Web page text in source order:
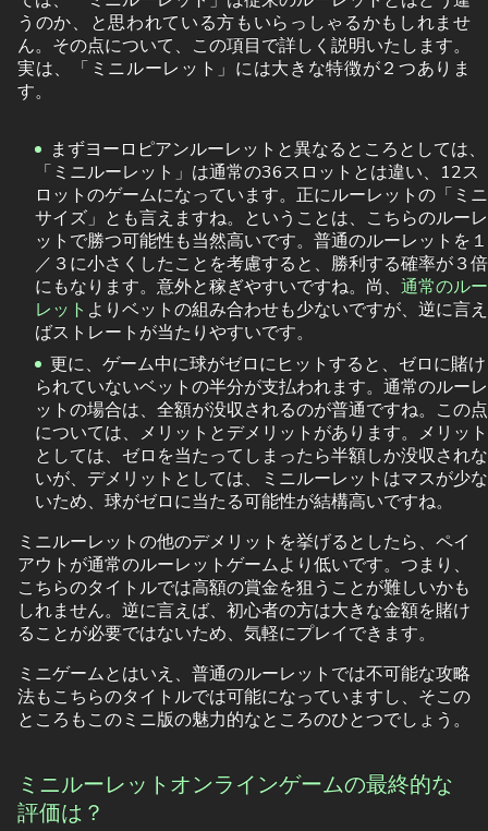
うのか、と思われている方もいらっしゃるかもしれませ
ん。その点について、この項目で詳しく説明いたします。
実は、「ミニルーレット」には大きな特徴が２つありま
す。
まずヨーロピアンルーレットと異なるところとしては、
「ミニルーレット」は通常の36スロットとは違い、12ス
ロットのゲームになっています。正にルーレットの「ミニ
サイズ」とも言えますね。ということは、こちらのルーレ
ットで勝つ可能性も当然高いです。普通のルーレットを１
／３に小さくしたことを考慮すると、勝利する確率が３倍
にもなります。意外と稼ぎやすいですね。尚、 通常のルー
レット よりベットの組み合わせも少ないですが、逆に言え
ばストレートが当たりやすいです。
更に、ゲーム中に球がゼロにヒットすると、ゼロに賭け
られていないベットの半分が支払われます。通常のルーレ
ットの場合は、全額が没収されるのが普通ですね。この点
については、メリットとデメリットがあります。メリット
としては、ゼロを当たってしまったら半額しか没収されな
いが、デメリットとしては、ミニルーレットはマスが少な
いため、球がゼロに当たる可能性が結構高いですね。
ミニルーレットの他のデメリットを挙げるとしたら、ペイ
アウトが通常のルーレットゲームより低いです。つまり、
こちらのタイトルでは高額の賞金を狙うことが難しいかも
しれません。逆に言えば、初心者の方は大きな金額を賭け
ることが必要ではないため、気軽にプレイできます。
ミニゲームとはいえ、普通のルーレットでは不可能な攻略
法もこちらのタイトルでは可能になっていますし、そこの
ところもこのミニ版の魅力的なところのひとつでしょう。
ミニルーレットオンラインゲームの最終的な
評価は？